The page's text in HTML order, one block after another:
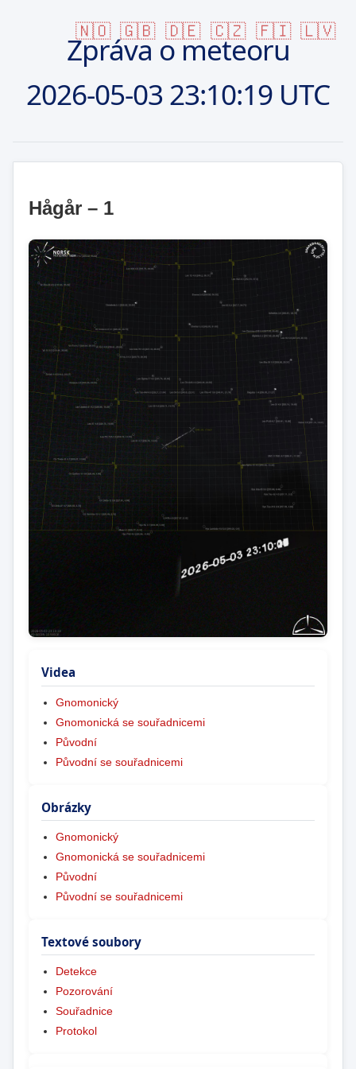
🇳🇴 🇬🇧 🇩🇪 🇨🇿 🇫🇮 🇱🇻
Zpráva o meteoru
2026-05-0323:10:19 UTC
Hågår – 1
Videa
Gnomonický
Gnomonická se souřadnicemi
Původní
Původní se souřadnicemi
Obrázky
Gnomonický
Gnomonická se souřadnicemi
Původní
Původní se souřadnicemi
Textové soubory
Detekce
Pozorování
Souřadnice
Protokol